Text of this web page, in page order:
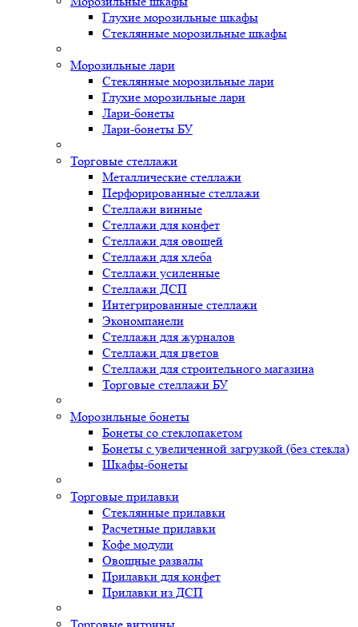
Глухие морозильные шкафы
Стеклянные морозильные шкафы
Морозильные лари
Стеклянные морозильные лари
Глухие морозильные лари
Лари-бонеты
Лари-бонеты БУ
Торговые стеллажи
Металлические стеллажи
Перфорированные стеллажи
Стеллажи винные
Стеллажи для конфет
Стеллажи для овощей
Стеллажи для хлеба
Стеллажи усиленные
Стеллажи ДСП
Интегрированные стеллажи
Экономпанели
Стеллажи для журналов
Стеллажи для цветов
Стеллажи для строительного магазина
Торговые стеллажи БУ
Морозильные бонеты
Бонеты со стеклопакетом
Бонеты с увеличенной загрузкой (без стекла)
Шкафы-бонеты
Торговые прилавки
Стеклянные прилавки
Расчетные прилавки
Кофе модули
Овощные развалы
Прилавки для конфет
Прилавки из ДСП